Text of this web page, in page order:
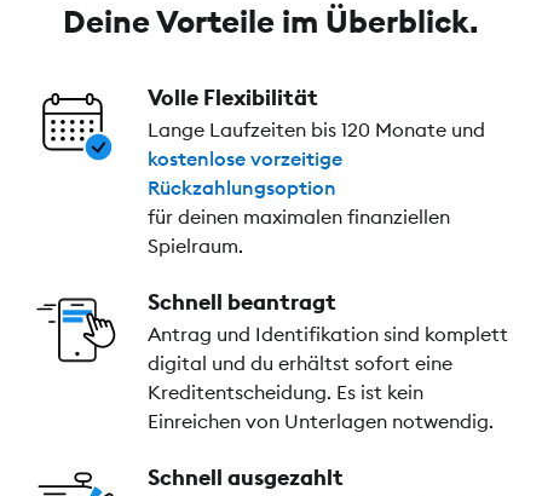
Deine Vorteile im Überblick.
Volle Flexibilität
Lange Laufzeiten bis 120 Monate und
kostenlose vorzeitige
Rückzahlungsoption
für deinen maximalen finanziellen
Spielraum.
Schnell beantragt
Antrag und Identifikation sind komplett
digital und du erhältst sofort eine
Kreditentscheidung. Es ist kein
Einreichen von Unterlagen notwendig.
Schnell ausgezahlt